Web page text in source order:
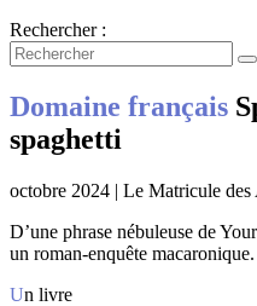
Rechercher :
Domaine français
spaghetti
octobre 2024 | Le Matricule des
D’une phrase nébuleuse de
un roman-enquête
Un livre